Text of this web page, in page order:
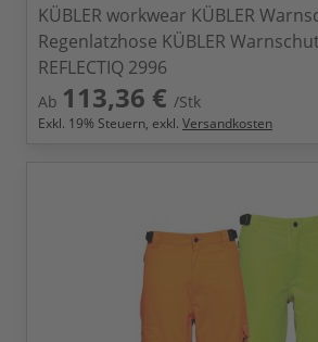
KÜBLER workwear KÜBLER
Regenlatzhose KÜBLER
REFLECTIQ 2996
Ab 113,36 € /Stk
Exkl. 19% Steuern, exkl. Versandkosten